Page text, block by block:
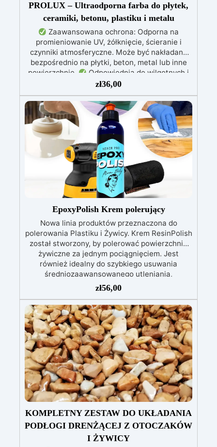
PROLUX – Ultraodporna farba do płytek,
ceramiki, betonu, plastiku i metalu
Zaawansowana ochrona: Odporna na
promieniowanie UV, żółknięcie, ścieranie i
czynniki atmosferyczne. Może być nakładana
bezpośrednio na płytki, beton, metal lub inne
powierzchnie.
Odpowiednia do wilgotnych i
intensywnie użytkowanych miejsc: Specjalna
formuła, idealna do środowisk wymagających
najwyższej trwałości.
Wszechstronne i
personalizowane wykończenie: Dostępna w
kolorystyce RAL lub NCS, z wykończeniem w
połysku. Kryjąca już przy jednej warstwie.
Uniwersalna: Doskonała do podłóg, parkingów,
magazynów oraz do powłok na odpowiednio
przygotowanej stali.
Zgodność i
bezpieczeństwo: Zgodna z Rozporządzeniem
UE nr 305/2011 – Rozporządzeniem UE nr
574/2014 – Oznakowanie CE zgodnie z normą
EN 1504-2 oraz odpowiednią Deklaracją
Właściwości Użytkowych (DoP).
zł36,00
EpoxyPolish Krem polerujący
Nowa linia produktów przeznaczona do
polerowania Plastiku i Żywicy. Krem ResinPolish
został stworzony, by polerować powierzchnie
żywiczne za jednym pociągnięciem. Jest
również idealny do szybkiego usuwania
średniozaawansowanego utleniania,
delikatnych zadrapań, skaz i innych drobnych
defektów na żywicznej powierzchni. Ten krem
usuwa defekty pozostawione przez środki
ścierne o ziarnistości P1500 lub mniejszej i
pozostawia wspaniałe wykończenie
pozbawione niedoskonałości nawet na
ciemniejszych żelkotach, które mogą sprawiać
więcej trudności.
zł56,00
KOMPLETNY ZESTAW DO UKŁADANIA
PODŁOGI DRENŻĄCEJ Z OTOCZAKÓW
I ŻYWICY